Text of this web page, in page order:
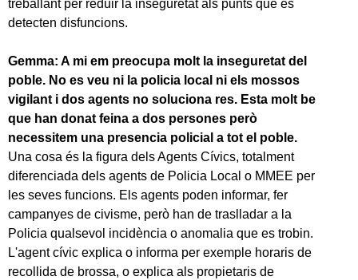
treballant per reduir la inseguretat als punts que es
detecten disfuncions.
Gemma: A mi em preocupa molt la inseguretat del
poble. No es veu ni la policia local ni els mossos
vigilant i dos agents no soluciona res. Esta molt be
que han donat feina a dos persones però
necessitem una presencia policial a tot el poble.
Una cosa és la figura dels Agents Cívics, totalment
diferenciada dels agents de Policia Local o MMEE per
les seves funcions. Els agents poden informar, fer
campanyes de civisme, però han de traslladar a la
Policia qualsevol incidència o anomalia que es trobin.
L'agent cívic explica o informa per exemple horaris de
recollida de brossa, o explica als propietaris de